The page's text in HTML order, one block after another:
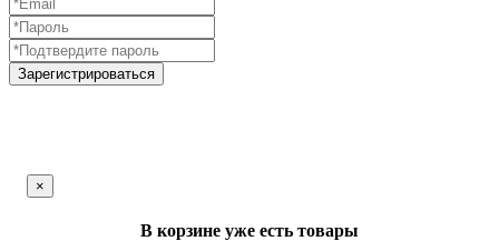
Зарегистрироваться
×
В корзине уже есть товары